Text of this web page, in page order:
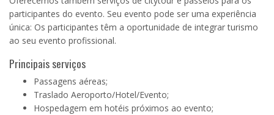
participantes do evento. Seu evento pode ser uma experiência
única: Os participantes têm a oportunidade de integrar turismo
ao seu evento profissional.
Principais serviços
Passagens aéreas;
Traslado Aeroporto/Hotel/Evento;
Hospedagem em hotéis próximos ao evento;